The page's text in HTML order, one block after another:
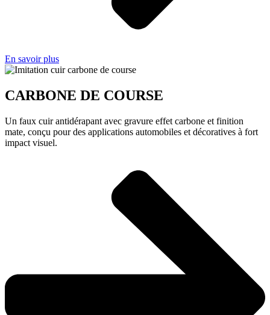
En savoir plus
CARBONE DE COURSE
Un faux cuir antidérapant avec gravure effet carbone et finition
mate, conçu pour des applications automobiles et décoratives à fort
impact visuel.